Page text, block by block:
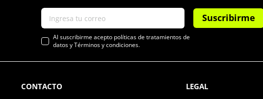
Suscribirme
Al suscribirme acepto políticas de tratamientos de
datos y Términos y condiciones.
CONTACTO LEGAL